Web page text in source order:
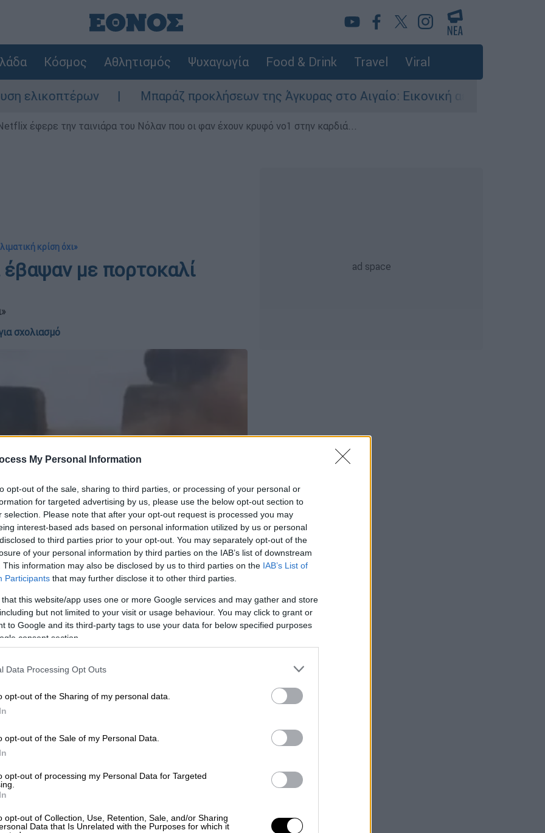
My Personal Information
opt-out of the sale, sharing to third parties, or processing of your personal or
for targeted advertising by us, please use the below opt-out section to
selection. Please note that after your opt-out request is processed you may
interest-based ads based on personal information utilized by us or personal
to third parties prior to your opt-out. You may separately opt-out of the
of your personal information by third parties on the IAB’s list of downstream
This information may also be disclosed by us to third parties on the IAB’s List of
Participants that may further disclose it to other third parties.
that this website/app uses one or more Google services and may gather and store
but not limited to your visit or usage behaviour. You may click to grant or
to Google and its third-party tags to use your data for below specified purposes
consent section.
Data Processing Opt Outs
opt-out of the Sharing of my personal data.
opt-out of the Sale of my Personal Data.
opt-out of processing my Personal Data for Targeted
opt-out of Collection, Use, Retention, Sale, and/or Sharing
Data that Is Unrelated with the Purposes for which it
Κόσμος Αθλητισμός Ψυχαγωγία Food & Drink Travel Viral
Μπαράζ προκλήσεων της Άγκυρας στο Αιγαίο: Εικονική αερομαχία ανάμεσα σε
έφερε την ταινιάρα του Νόλαν που οι φαν έχουν κρυφό νο1 στην καρδιά...
κρίση όχι»
έβαψαν με πορτοκαλί
σχολιασμό
του
Stop Oil.
κρίση όχι»
μέσα δικτύωσης
προς τους μεγάλιθους και να τους
ασφάλεια προσπαθούσε να τους